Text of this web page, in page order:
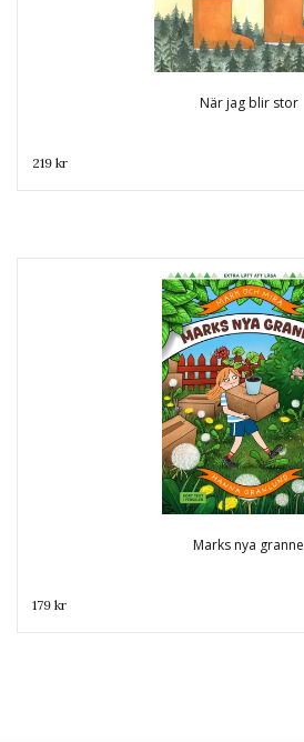
När jag blir stor
219 kr
Marks nya granne
179 kr